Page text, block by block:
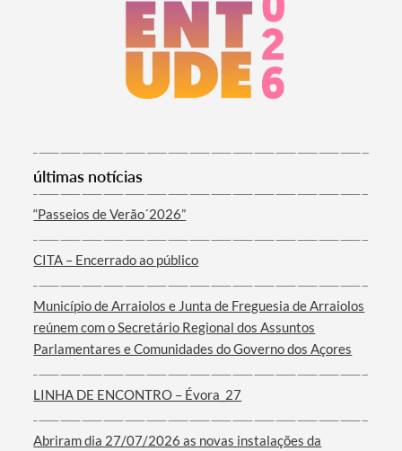
Termo de Pesquisa
Categorias gerais
Filtros
últimas notícias
“Passeios de Verão´2026”
CITA – Encerrado ao público
Município de Arraiolos e Junta de Freguesia de Arraiolos
reúnem com o Secretário Regional dos Assuntos
Parlamentares e Comunidades do Governo dos Açores
LINHA DE ENCONTRO – Évora_27
Abriram dia 27/07/2026 as novas instalações da